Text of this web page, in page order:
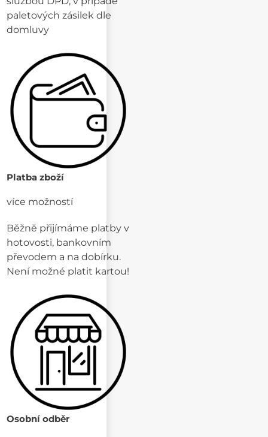
paletových zásilek dle
domluvy
Platba zboží
více možností
Běžně přijímáme platby v
hotovosti, bankovním
převodem a na dobírku.
Není možné platit kartou!
Osobní odběr